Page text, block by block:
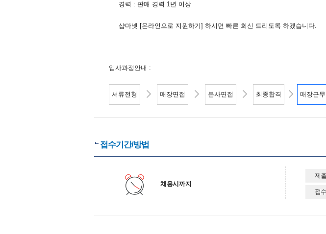
경력 : 판매 경력 1년 이상
샵마넷 [온라인으로 지원하기] 하시면 빠른 회신 드리도록 하겠습니다.
입사과정안내 :
서류전형 매장면접 본사면접 최종합격 매장근무
접수기간/방법
채용시까지
제
접